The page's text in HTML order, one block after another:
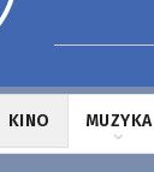
KINO MUZYKA